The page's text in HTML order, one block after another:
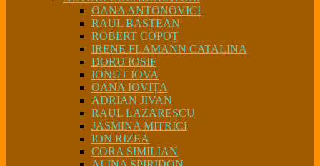
OANA ANTONOVICI
RAUL BASTEAN
ROBERT COPOȚ
IRENE FLAMANN CATALINA
DORU IOSIF
IONUT IOVA
OANA IOVIȚA
ADRIAN JIVAN
RAUL LAZARESCU
JASMINA MITRICI
ION RIZEA
CORA SIMILIAN